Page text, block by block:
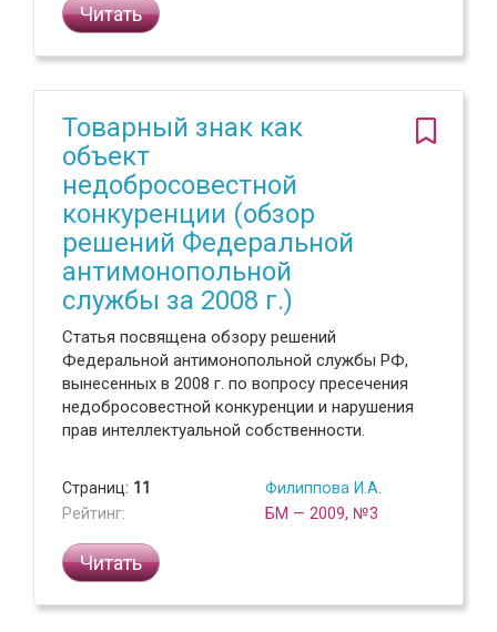
Читать
Товарный знак как
объект
недобросовестной
конкуренции (обзор
решений Федеральной
антимонопольной
службы за 2008 г.)
Статья посвящена обзору решений
Федеральной антимонопольной службы РФ,
вынесенных в 2008 г. по вопросу пресечения
недобросовестной конкуренции и нарушения
прав интеллектуальной собственности.
Страниц: 11
Рейтинг:
Филиппова И.А.
БМ — 2009, №3
Читать